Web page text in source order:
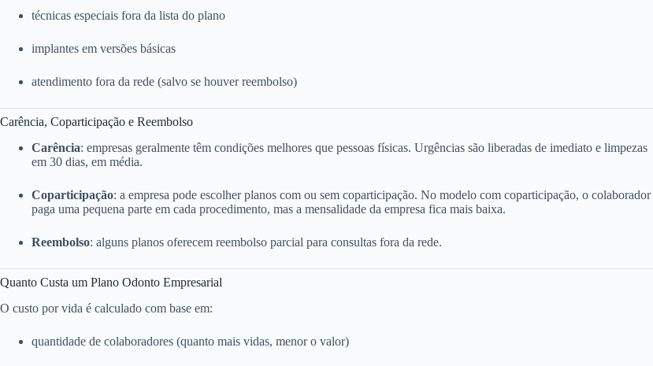
técnicas especiais fora da lista do plano
implantes em versões básicas
atendimento fora da rede (salvo se houver reembolso)
Carência, Coparticipação e Reembolso
Carência: empresas geralmente têm condições melhores que pessoas físicas. Urgências são liberadas de imediato e limpezas
em 30 dias, em média.
Coparticipação: a empresa pode escolher planos com ou sem coparticipação. No modelo com coparticipação, o colaborador
paga uma pequena parte em cada procedimento, mas a mensalidade da empresa fica mais baixa.
Reembolso: alguns planos oferecem reembolso parcial para consultas fora da rede.
Quanto Custa um Plano Odonto Empresarial
O custo por vida é calculado com base em:
quantidade de colaboradores (quanto mais vidas, menor o valor)